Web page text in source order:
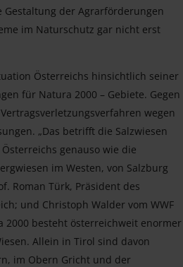
der Agrarförderungen
im Naturschutz gar nicht erst
Österreichs hinsichtlich seiner
für Natura 2000 – Gebiete. Gegen
wegen
„Das betrifft die Salzwiesen
genauso wie die
im Westen, von Salzburg
Roman Türk, Präsident des
und Christoph Walder vom WWF
2000 besteht österreichweit enormer
Allein in Tirol sind davon
im Obern Gricht und der